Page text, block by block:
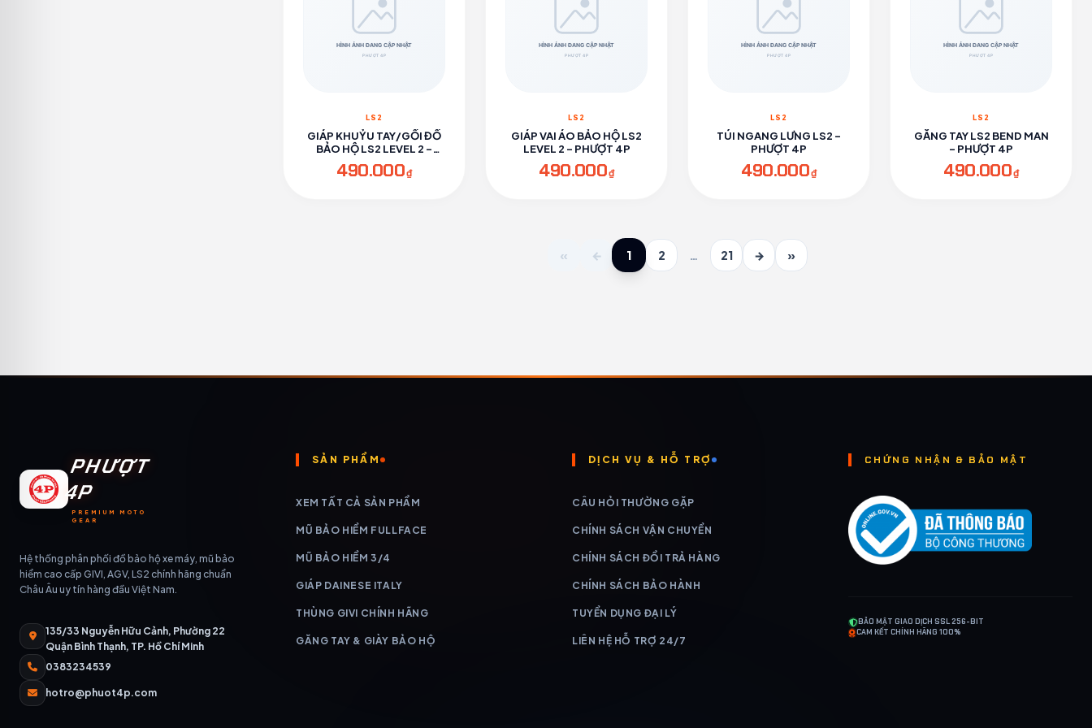
LS2
GIÁP KHUỶU TAY/GỐI ĐỒ
BẢO HỘ LS2 LEVEL 2 -
PHƯỢT 4P
490.000₫
LS2
GIÁP VAI ÁO BẢO HỘ LS2
LEVEL 2 - PHƯỢT 4P
490.000₫
LS2
TÚI NGANG LƯNG LS2 -
PHƯỢT 4P
490.000₫
LS2
GĂNG TAY LS2 BEND MAN
- PHƯỢT 4P
490.000₫
« ← 1 2 … 21 → »
PHƯỢT
4P
PREMIUM MOTO
GEAR
Hệ thống phân phối đồ bảo hộ xe máy, mũ bảo
hiểm cao cấp GIVI, AGV, LS2 chính hãng chuẩn
Châu Âu uy tín hàng đầu Việt Nam.
135/33 Nguyễn Hữu Cảnh, Phường 22
Quận Bình Thạnh, TP. Hồ Chí Minh
0383234539
hotro@phuot4p.com
SẢN PHẨM
XEM TẤT CẢ SẢN PHẨM
MŨ BẢO HIỂM FULLFACE
MŨ BẢO HIỂM 3/4
GIÁP DAINESE ITALY
THÙNG GIVI CHÍNH HÃNG
GĂNG TAY & GIÀY BẢO HỘ
DỊCH VỤ & HỖ TRỢ
CÂU HỎI THƯỜNG GẶP
CHÍNH SÁCH VẬN CHUYỂN
CHÍNH SÁCH ĐỔI TRẢ HÀNG
CHÍNH SÁCH BẢO HÀNH
TUYỂN DỤNG ĐẠI LÝ
LIÊN HỆ HỖ TRỢ 24/7
CHỨNG NHẬN & BẢO MẬT
BẢO MẬT GIAO DỊCH SSL 256-BIT
CAM KẾT CHÍNH HÃNG 100%